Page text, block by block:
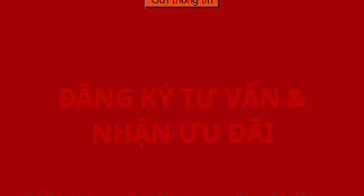
ĐĂNG KÝ TƯ VẤN &
NHẬN ƯU ĐÃI